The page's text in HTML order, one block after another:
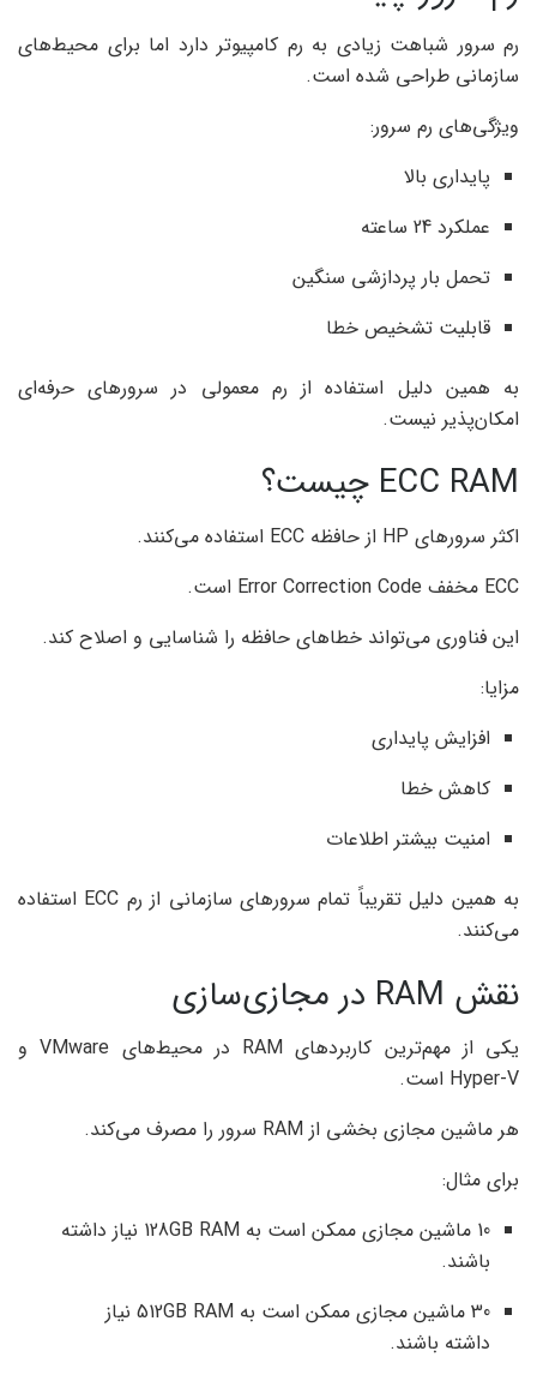
رم سرور شباهت زیادی به رم کامپیوتر دارد اما برای محیط‌های
سازمانی طراحی شده است.
ویژگی‌های رم سرور:
پایداری بالا
عملکرد 24 ساعته
تحمل بار پردازشی سنگین
قابلیت تشخیص خطا
به همین دلیل استفاده از رم معمولی در سرورهای حرفه‌ای
امکان‌پذیر نیست.
ECC RAM چیست؟
اکثر سرورهای HP از حافظه ECC استفاده می‌کنند.
ECC مخفف Error Correction Code است.
این فناوری می‌تواند خطاهای حافظه را شناسایی و اصلاح کند.
مزایا:
افزایش پایداری
کاهش خطا
امنیت بیشتر اطلاعات
به همین دلیل تقریباً تمام سرورهای سازمانی از رم ECC استفاده
می‌کنند.
نقش RAM در مجازی‌سازی
یکی از مهم‌ترین کاربردهای RAM در محیط‌های VMware و
Hyper-V است.
هر ماشین مجازی بخشی از RAM سرور را مصرف می‌کند.
برای مثال:
10 ماشین مجازی ممکن است به 128GB RAM نیاز داشته
باشند.
30 ماشین مجازی ممکن است به 512GB RAM نیاز
داشته باشند.